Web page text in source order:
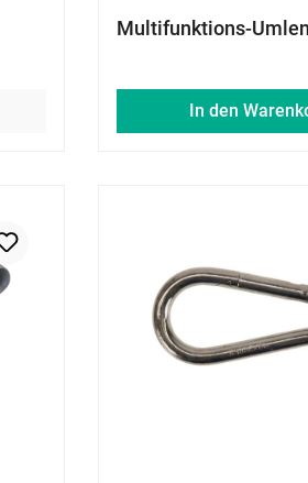
Multifunktions-
In den